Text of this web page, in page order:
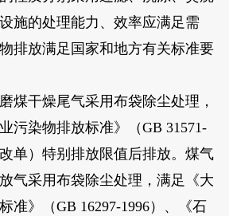
施的处理能力、效率应满足需
排放满足国家和地方有关标准要
干燥尾气采用布袋除尘处理，
污染物排放标准》（GB 31571-
单）特别排放限值后排放。煤气
气采用布袋除尘处理，满足《大
准》（GB 16297-1996）、《石